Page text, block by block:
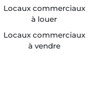
Locaux commerciaux
à louer
Locaux commerciaux
à vendre